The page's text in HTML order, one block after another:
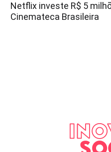
Netflix investe R$ 5
Cinemateca Brasileira